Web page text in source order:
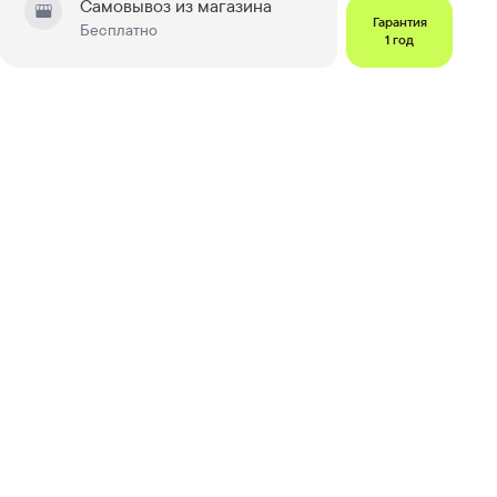
Самовывоз из магазина
Бесплатно
Гарантия
1 год